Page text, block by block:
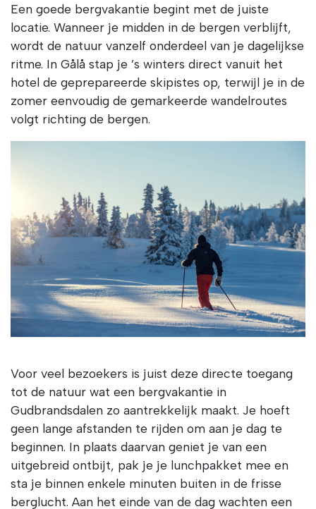
Een goede bergvakantie begint met de juiste
locatie. Wanneer je midden in de bergen verblijft,
wordt de natuur vanzelf onderdeel van je dagelijkse
ritme. In Gålå stap je ’s winters direct vanuit het
hotel de geprepareerde skipistes op, terwijl je in de
zomer eenvoudig de gemarkeerde wandelroutes
volgt richting de bergen.
Voor veel bezoekers is juist deze directe toegang
tot de natuur wat een bergvakantie in
Gudbrandsdalen zo aantrekkelijk maakt. Je hoeft
geen lange afstanden te rijden om aan je dag te
beginnen. In plaats daarvan geniet je van een
uitgebreid ontbijt, pak je je lunchpakket mee en
sta je binnen enkele minuten buiten in de frisse
berglucht. Aan het einde van de dag wachten een